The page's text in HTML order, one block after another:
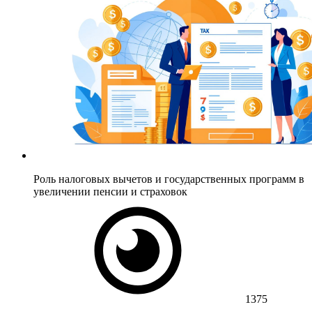
Роль налоговых вычетов и государственных программ в
увеличении пенсии и страховок
1375